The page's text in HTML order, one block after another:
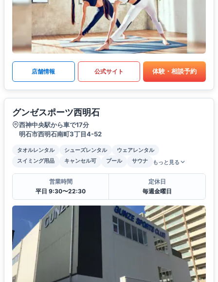
店舗情報 公式サイト 体験・相談予約
グンゼスポーツ西明石
西神中央駅から車で17分
明石市西明石南町3丁目4-52
タオルレンタル シューズレンタル
ウェアレンタル
スイミング用品
キャンセル可 プール サウナ もっと見る
営業時間
平日 9:30〜22:30
定休日
毎週金曜日